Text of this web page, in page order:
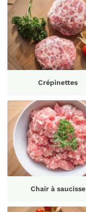
Crépinettes
Chair à saucisse